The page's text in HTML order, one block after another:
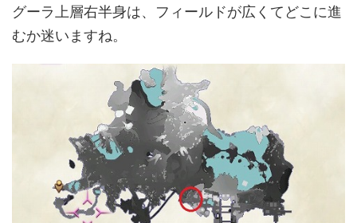
グーラ上層右半身は、フィールドが広くてどこに進
むか迷いますね。